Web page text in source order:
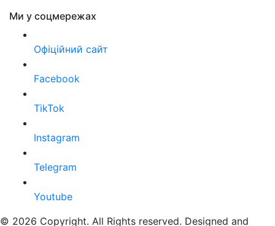
Ми у соцмережах
Офіційний сайт
Facebook
TikTok
Instagram
Telegram
Youtube
© 2026 Copyright. All Rights reserved. Designed and